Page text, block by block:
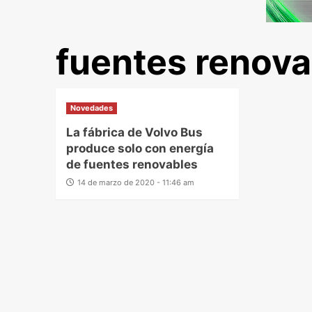
fuentes
Novedades
La fábrica de Volvo Bus
produce solo con energía
de fuentes renovables
14 de marzo de 2020 - 11:46 am